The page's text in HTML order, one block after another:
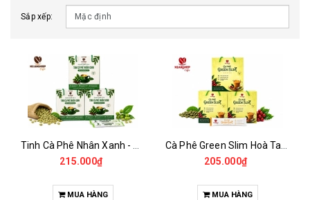
Sắp xếp:
215.000₫
MUA HÀNG
205.000₫
MUA HÀNG